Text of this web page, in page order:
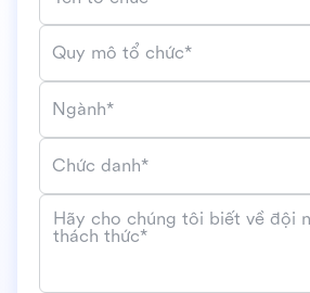
Quy mô tổ chức*
Ngành*
Chức danh*
Hãy cho chúng tôi biết về đội
thách thức*